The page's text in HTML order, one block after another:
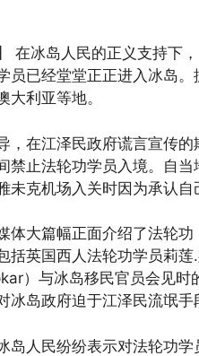
在冰岛人民的正义支持下
员已经堂堂正正进入冰岛
大利亚等地。
，在江泽民政府谎言宣传
禁止法轮功学员入境。自
未克机场入关时因为承认
体大篇幅正面介绍了法轮
括英国西人法轮功学员莉
）与冰岛移民官员会见
冰岛政府迫于江泽民流氓手
岛人民纷纷表示对法轮功学